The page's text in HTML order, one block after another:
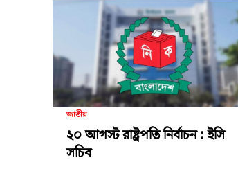
জাতীয়
২০ আগস্ট রাষ্ট্রপতি নির্বাচন : ইসি
সচিব